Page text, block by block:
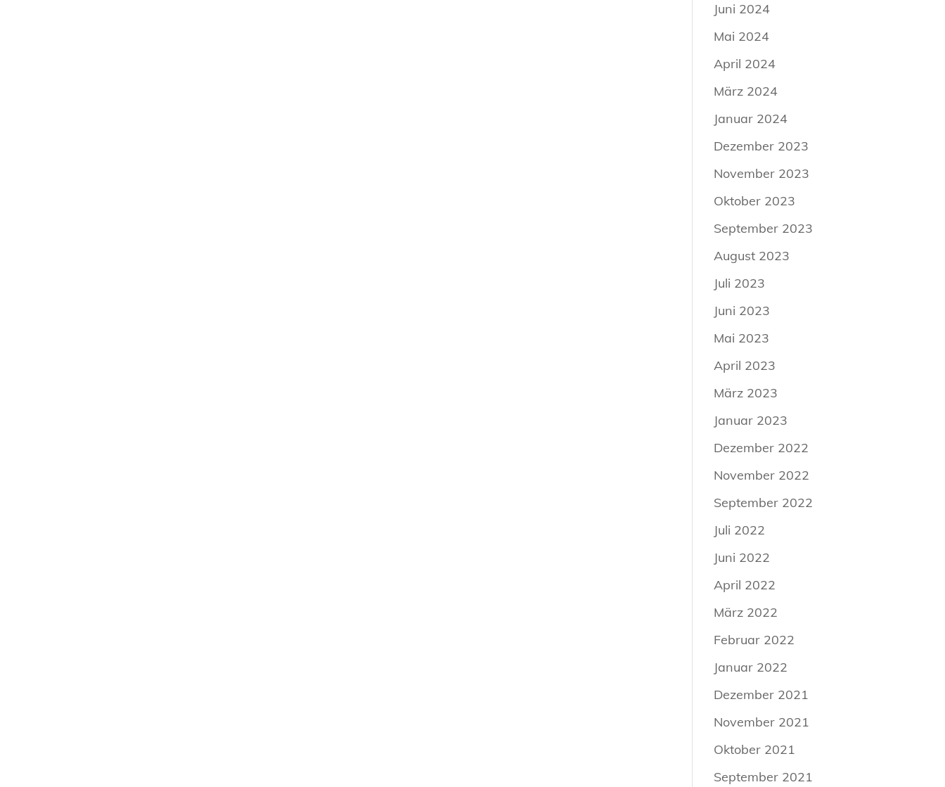
Juni 2024
Mai 2024
April 2024
März 2024
Januar 2024
Dezember 2023
November 2023
Oktober 2023
September 2023
August 2023
Juli 2023
Juni 2023
Mai 2023
April 2023
März 2023
Januar 2023
Dezember 2022
November 2022
September 2022
Juli 2022
Juni 2022
April 2022
März 2022
Februar 2022
Januar 2022
Dezember 2021
November 2021
Oktober 2021
September 2021